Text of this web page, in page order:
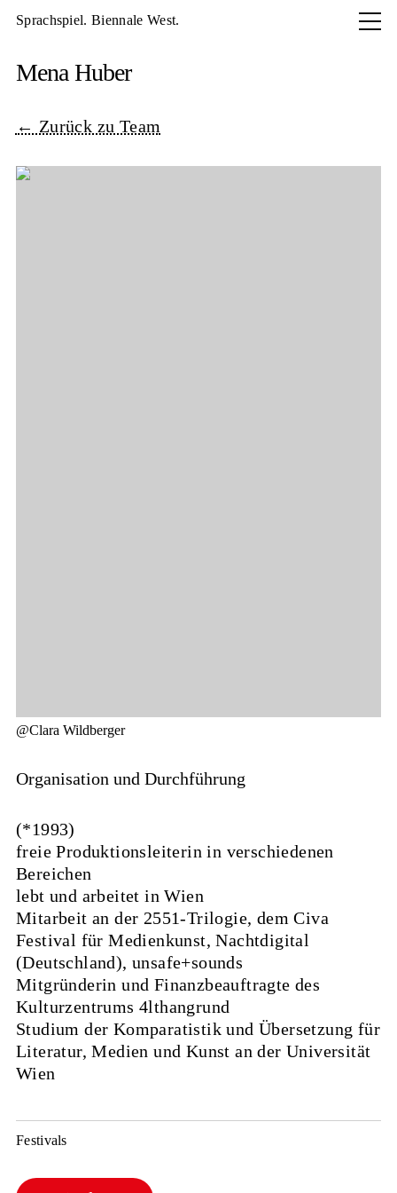
Aktuell
Programm
About
Archiv
Sprachspiel. Biennale West.
Mena Huber
← Zurück zu Team
@Clara Wildberger
Organisation und Durchführung
(*1993)
freie Produktionsleiterin in verschiedenen
Bereichen
lebt und arbeitet in Wien
Mitarbeit an der 2551-Trilogie, dem Civa
Festival für Medienkunst, Nachtdigital
(Deutschland), unsafe+sounds
Mitgründerin und Finanzbeauftragte des
Kulturzentrums 4lthangrund
Studium der Komparatistik und Übersetzung für
Literatur, Medien und Kunst an der Universität
Wien
Festivals